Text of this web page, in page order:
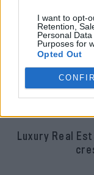
I want to opt-
Retention,
Personal
Purposes for
Opted Out
Luxury Real